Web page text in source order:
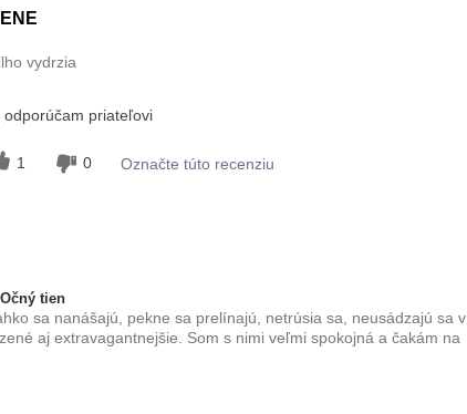
vydrzia
odporúčam priateľovi
1 0 Označte túto recenziu
tien
sa nanášajú, pekne sa prelínajú, netrúsia sa, neusádzajú sa v
aj extravagantnejšie. Som s nimi veľmi spokojná a čakám na